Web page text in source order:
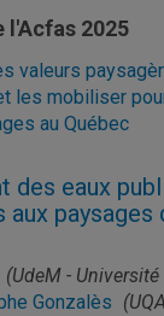
l'Acfas 2025
valeurs
les mobiliser
au Québec
des eaux
paysages
(UdeM - Université
Gonzalès